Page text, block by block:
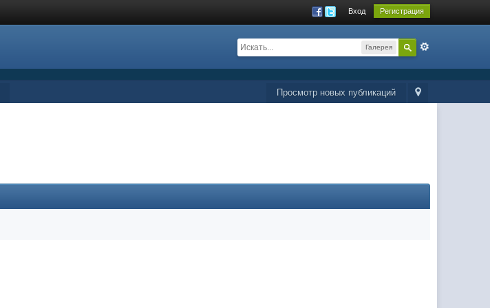
Вход Регистрация
Галерея
Просмотр новых публикаций